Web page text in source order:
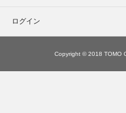
ログイン
Copyright © 2018 TOMO